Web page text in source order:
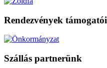
Rendezvények támogatói
Szállás partnerünk